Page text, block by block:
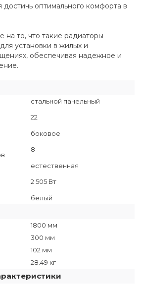
достичь оптимального комфорта в
на то, что такие радиаторы
установки в жилых и
обеспечивая надежное и
стальной панельный
22
боковое
8
естественная
2 505 Вт
белый
1800 мм
300 мм
102 мм
28.49 кг